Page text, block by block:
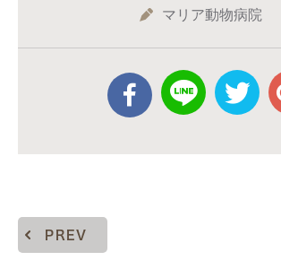
マリア動物病院
PREV